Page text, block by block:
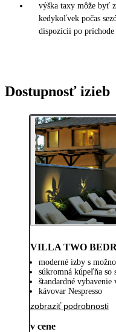
výška taxy môže byť
kedykoľvek počas
dispozícii po príchode
Dostupnosť izieb
VILLA TWO
moderné izby s
súkromná kúpeľňa so
štandardné
kávovar Nespresso
zobraziť podrobnosti
v cene